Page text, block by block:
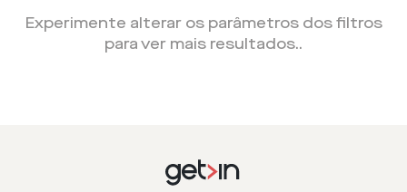
Experimente alterar os parâmetros dos filtros
para ver mais resultados..